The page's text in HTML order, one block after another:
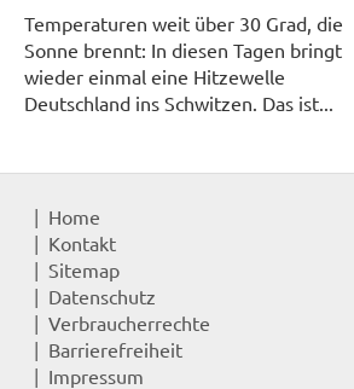
Temperaturen weit über 30 Grad, die
Sonne brennt: In diesen Tagen bringt
wieder einmal eine Hitzewelle
Deutschland ins Schwitzen. Das ist...
Home
Kontakt
Sitemap
Datenschutz
Verbraucherrechte
Barrierefreiheit
Impressum